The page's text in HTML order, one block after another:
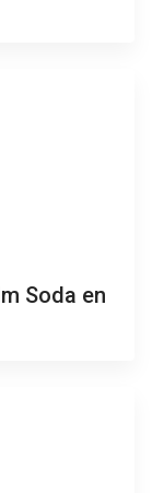
Soda en